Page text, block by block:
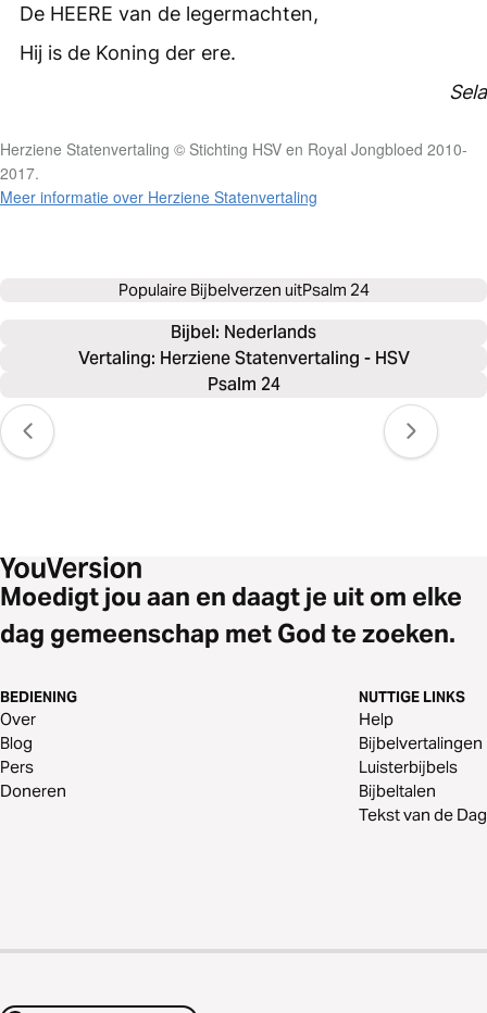
De HEERE van de legermachten,
Hij is de Koning der ere.
Sela
Herziene Statenvertaling © Stichting HSV en Royal Jongbloed 2010-
2017.
Meer informatie over Herziene Statenvertaling
Populaire Bijbelverzen uitPsalm 24
Bijbel: Nederlands
Vertaling: Herziene Statenvertaling - HSV
Psalm 24
Moedigt jou aan en daagt je uit om elke
dag gemeenschap met God te zoeken.
BEDIENING
Over
Blog
Pers
Doneren
NUTTIGE LINKS
Help
Bijbelvertalingen
Luisterbijbels
Bijbeltalen
Tekst van de Dag